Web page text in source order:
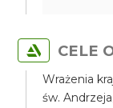
CELE
Wrażenia
św.